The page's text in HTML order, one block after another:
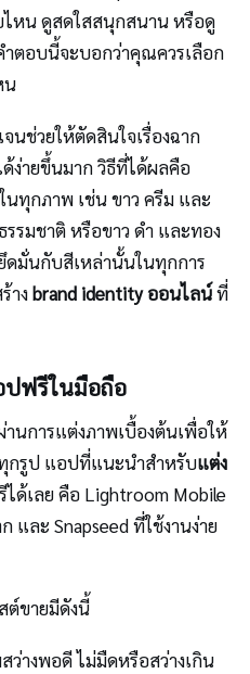
หน ดูสดใสสนุกสนาน หรือดู
ำตอบนี้จะบอกว่าคุณควรเลือก
น
นช่วยให้ตัดสินใจเรื่องฉาก
ง่ายขึ้นมาก วิธีที่ได้ผลคือ
ทุกภาพ เช่น ขาว ครีม และ
รมชาติ หรือขาว ดำ และทอง
ดมั่นกับสีเหล่านั้นในทุกการ
างbrand identity ออนไลน์ที่
ปฟรีในมือถือ
นการแต่งภาพเบื้องต้นเพื่อให้
กรูป แอปที่แนะนำสำหรับแต่ง
ด้เลย คือ Lightroom Mobile
และ Snapseed ที่ใช้งานง่าย
ต์ขายมีดังนี้
ว่างพอดี ไม่มืดหรือสว่างเกิน